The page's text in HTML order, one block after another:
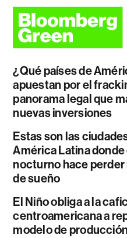
¿Qué países de
apuestan por el
panorama legal que
nuevas inversiones
Estas son las
América Latina
nocturno hace perder
de sueño
El Niño obliga a la
centroamericana a
modelo de